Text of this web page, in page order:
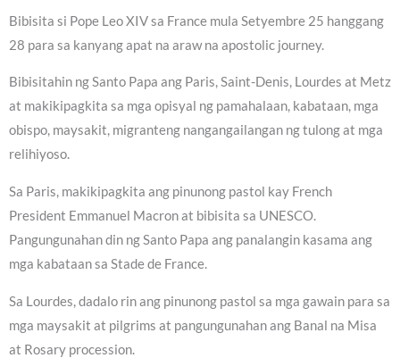
Bibisita si Pope Leo XIV sa France mula Setyembre 25 hanggang
28 para sa kanyang apat na araw na apostolic journey.
Bibisitahin ng Santo Papa ang Paris, Saint-Denis, Lourdes at Metz
at makikipagkita sa mga opisyal ng pamahalaan, kabataan, mga
obispo, maysakit, migranteng nangangailangan ng tulong at mga
relihiyoso.
Sa Paris, makikipagkita ang pinunong pastol kay French
President Emmanuel Macron at bibisita sa UNESCO.
Pangungunahan din ng Santo Papa ang panalangin kasama ang
mga kabataan sa Stade de France.
Sa Lourdes, dadalo rin ang pinunong pastol sa mga gawain para sa
mga maysakit at pilgrims at pangungunahan ang Banal na Misa
at Rosary procession.